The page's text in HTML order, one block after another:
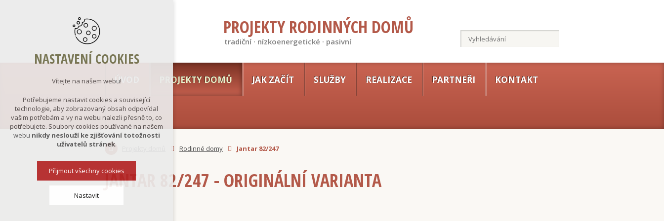
PROJEKTY RODINNÝCH DOMŮ
tradiční · nízkoenergetické · pasivní
ÚVOD PROJEKTY DOMŮ JAK ZAČÍT SLUŽBY REALIZACE PARTNEŘI KONTAKT
Rodinné domy Jantar 82/247
JANTAR 82/247 - ORIGINÁLNÍ VARIANTA
NASTAVENÍ COOKIES
Vítejte na našem webu!
Potřebujeme nastavit cookies a související
technologie, aby zobrazovaný obsah odpovídal
vašim potřebám a vy na webu nalezli přesně to, co
potřebujete. Soubory cookies používané na našem
webu nikdy neslouží ke zjišťování totožnosti
uživatelů stránek.
Přijmout všechny cookies
Nastavit